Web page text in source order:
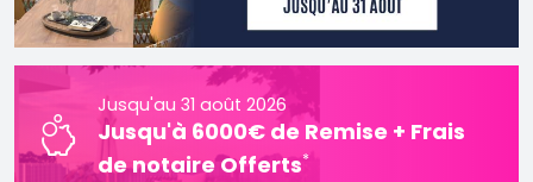
Jusqu'au 31 août 2026
Jusqu'à 6000€ de Remise + Frais
de notaire Offerts*